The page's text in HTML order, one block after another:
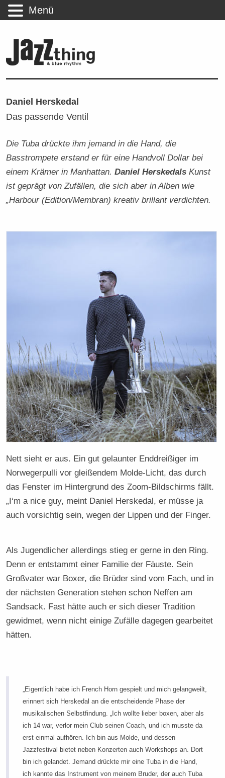
Daniel Herskedal
Das passende Ventil
Die Tuba drückte ihm jemand in die Hand, die
Basstrompete erstand er für eine Hand­voll Dollar bei
einem Krämer in Man­hattan.Daniel Her­ske­dals Kunst
ist ge­prägt von Zufällen, die sich aber in Alben wie
„Harbour (Edition/Membran) kreativ brillant verdichten.
Nett sieht er aus. Ein gut gelaunter Enddreißiger im
Norwegerpulli vor gleißendem Molde-Licht, das durch
das Fenster im Hintergrund des Zoom-Bildschirms fällt.
„I‘m a nice guy, meint Daniel Herskedal, er müsse ja
auch vorsichtig sein, wegen der Lippen und der Finger.
Als Jugendlicher allerdings stieg er gerne in den Ring.
Denn er entstammt einer Familie der Fäuste. Sein
Großvater war Boxer, die Brüder sind vom Fach, und in
der nächsten Generation stehen schon Neffen am
Sandsack. Fast hätte auch er sich dieser Tradition
gewidmet, wenn nicht einige Zufälle dagegen gearbeitet
hätten.
„Eigentlich habe ich French Horn gespielt und mich gelangweilt,
erinnert sich Herskedal an die entscheidende Phase der
musikalischen Selbstfindung. „Ich wollte lieber boxen, aber als
ich 14 war, verlor mein Club seinen Coach, und ich musste da
erst einmal aufhören. Ich bin aus Molde, und dessen
Jazzfestival bietet neben Konzerten auch Workshops an. Dort
bin ich gelandet. Jemand drückte mir eine Tuba in die Hand,
ich kannte das Instrument von meinem Bruder, der auch Tuba
Menü